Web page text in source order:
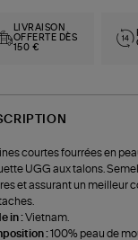
LIVRAISON
OFFERTE DÈS
150 €
courtes fourrées en
UGG aux talons.
et assurant un meilleur
in :Vietnam.
:100% peau de